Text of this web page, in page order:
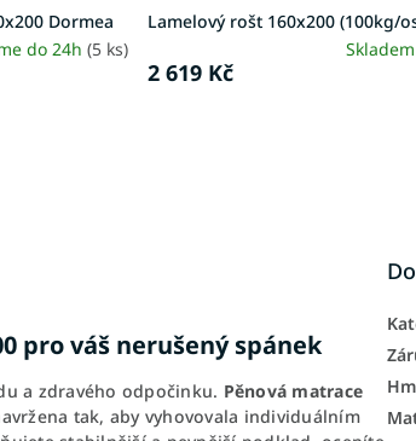
Dormea
do 24h (5 ks)
Lamelový rošt 160x200 (100kg/
Skladem
2 619 Kč
pro váš nerušený spánek
a zdravého odpočinku. Pěnová matrace
tak, aby vyhovovala individuálním